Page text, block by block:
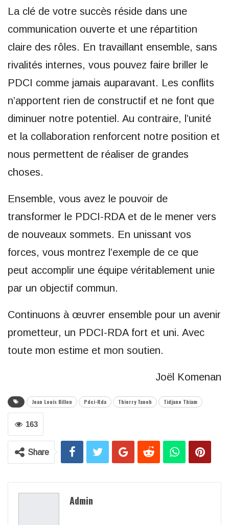
La clé de votre succès réside dans une
communication ouverte et une répartition
claire des rôles. En travaillant ensemble, sans
rivalités internes, vous pouvez faire briller le
PDCI comme jamais auparavant. Les conflits
n’apportent rien de constructif et ne font que
diminuer notre potentiel. Au contraire, l’unité
et la collaboration renforcent notre position et
nous permettent de réaliser de grandes
choses.
Ensemble, vous avez le pouvoir de
transformer le PDCI-RDA et de le mener vers
de nouveaux sommets. En unissant vos
forces, vous montrez l’exemple de ce que
peut accomplir une équipe véritablement unie
par un objectif commun.
Continuons à œuvrer ensemble pour un avenir
prometteur, un PDCI-RDA fort et uni. Avec
toute mon estime et mon soutien.
Joël Komenan
Jean Louis Billon Pdci-Rda Thierry Tanoh Tidjane Thiam
163
Share
Admin